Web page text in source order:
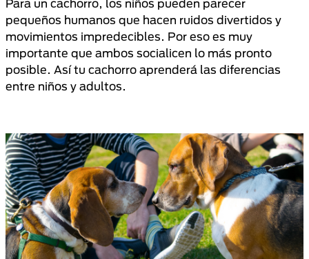
Para un cachorro, los niños pueden parecer
pequeños humanos que hacen ruidos divertidos y
movimientos impredecibles. Por eso es muy
importante que ambos socialicen lo más pronto
posible. Así tu cachorro aprenderá las diferencias
entre niños y adultos.